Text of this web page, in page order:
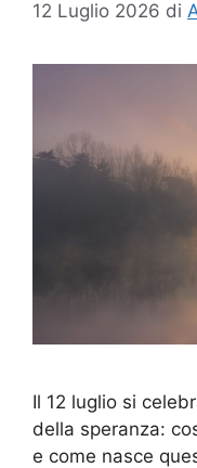
12 Luglio 2026 di
Il 12 luglio si
della speranza:
e come nasce